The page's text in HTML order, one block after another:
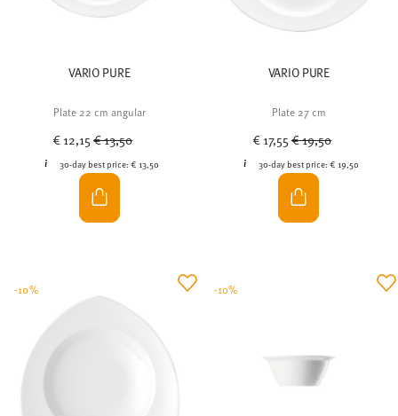
VARIO PURE
Plate 22 cm angular
€ 12,15Price reduced from
€ 13,50
30-day best price: € 13,50
VARIO PURE
Plate 27 cm
€ 17,55Price reduced from
€ 19,50
30-day best price: € 19,50
-10% -10%